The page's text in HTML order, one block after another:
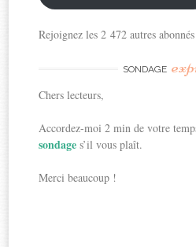
Rejoignez les 2 472 autres abonnés
SONDAGE
Chers lecteurs,
Accordez-moi 2 min de votre
sondages’il vous plaît.
Merci beaucoup !